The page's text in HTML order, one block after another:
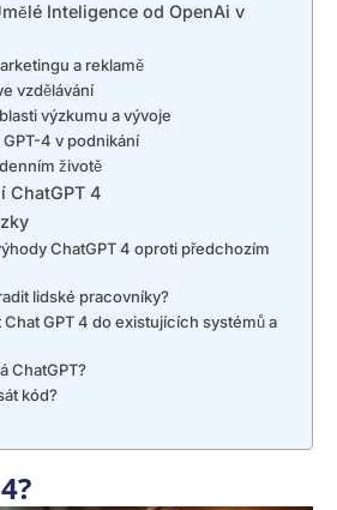
Inteligence od OpenAi v
a reklamě
vzdělávání
výzkumu a vývoje
4 v podnikání
životě
ChatGPT 4
ChatGPT 4 oproti předchozím
lidské pracovníky?
GPT 4 do existujících systémů a
ChatGPT?
kód?